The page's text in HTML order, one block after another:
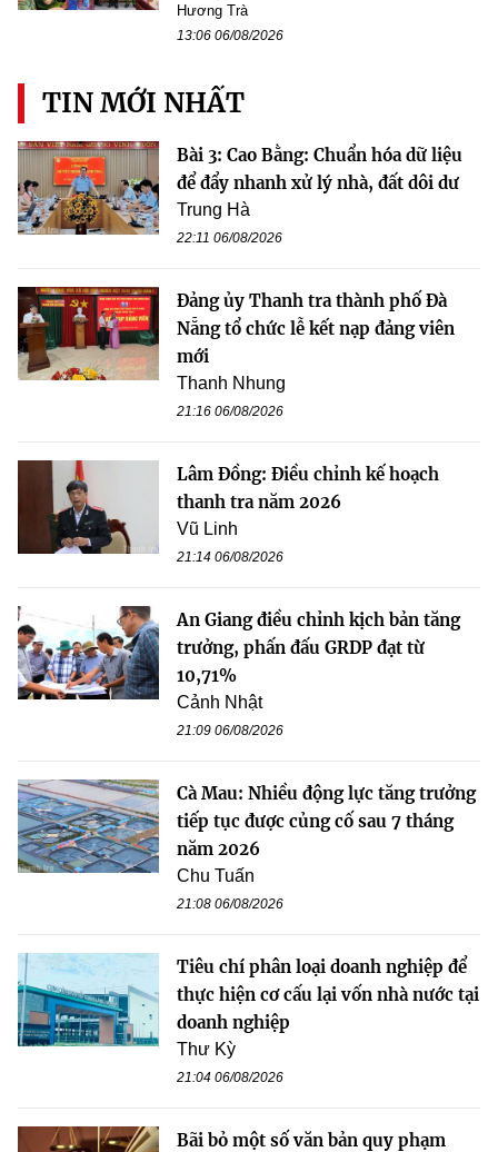
Hương Trà
13:06 06/08/2026
TIN MỚI NHẤT
Bài 3: Cao Bằng: Chuẩn hóa dữ liệu
để đẩy nhanh xử lý nhà, đất dôi dư
Trung Hà
22:11 06/08/2026
Đảng ủy Thanh tra thành phố Đà
Nẵng tổ chức lễ kết nạp đảng viên
mới
Thanh Nhung
21:16 06/08/2026
Lâm Đồng: Điều chỉnh kế hoạch
thanh tra năm 2026
Vũ Linh
21:14 06/08/2026
An Giang điều chỉnh kịch bản tăng
trưởng, phấn đấu GRDP đạt từ
10,71%
Cảnh Nhật
21:09 06/08/2026
Cà Mau: Nhiều động lực tăng trưởng
tiếp tục được củng cố sau 7 tháng
năm 2026
Chu Tuấn
21:08 06/08/2026
Tiêu chí phân loại doanh nghiệp để
thực hiện cơ cấu lại vốn nhà nước tại
doanh nghiệp
Thư Kỳ
21:04 06/08/2026
Bãi bỏ một số văn bản quy phạm